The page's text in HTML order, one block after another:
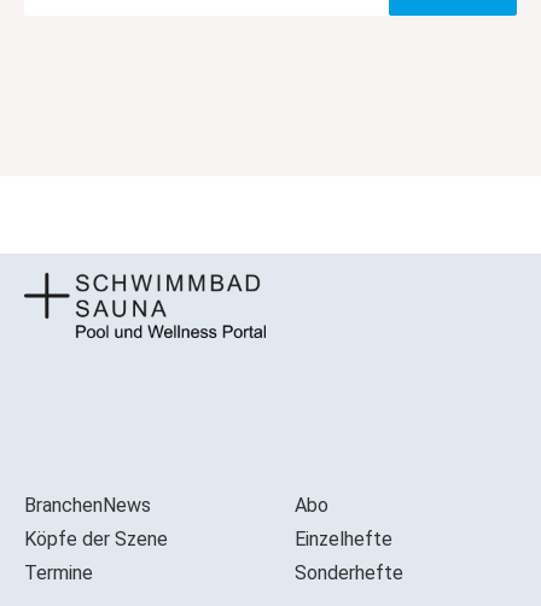
BranchenNews
Köpfe der Szene
Termine
Abo
Einzelhefte
Sonderhefte